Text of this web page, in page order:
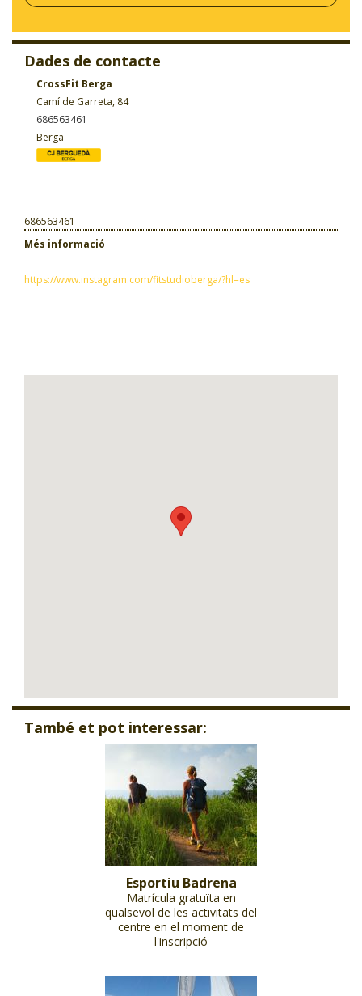
Dades de contacte
CrossFit Berga
Camí de Garreta, 84
686563461
Berga
686563461
Més informació
https://www.instagram.com/fitstudioberga/?hl=es
També et pot interessar:
Esportiu Badrena
Matrícula gratuïta en
qualsevol de les activitats del
centre en el moment de
l'inscripció